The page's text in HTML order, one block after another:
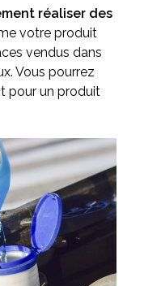
réaliser des
votre produit
vendus dans
Vous pourrez
pour un produit